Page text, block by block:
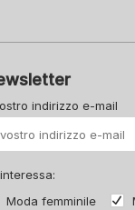
indirizzo e-mail
Moda femminile